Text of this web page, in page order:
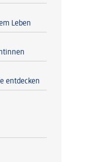
Leben
entdecken